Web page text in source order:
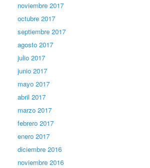
noviembre 2017
octubre 2017
septiembre 2017
agosto 2017
julio 2017
junio 2017
mayo 2017
abril 2017
marzo 2017
febrero 2017
enero 2017
diciembre 2016
noviembre 2016